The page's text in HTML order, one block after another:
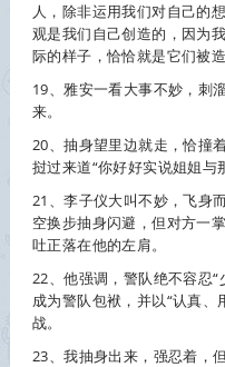
人，除非运用我们对自己的
观是我们自己创造的，因为
际的样子，恰恰就是它们被
19、雅安一看大事不妙，刺
来。
20、抽身望里边就走，恰撞
挝过来道“你好好实说姐姐与
21、李子仪大叫不妙，飞身
空换步抽身闪避，但对方一
吐正落在他的左肩。
22、他强调，警队绝不容忍
成为警队包袱，并以“认真
战。
23、我抽身出来，强忍着，